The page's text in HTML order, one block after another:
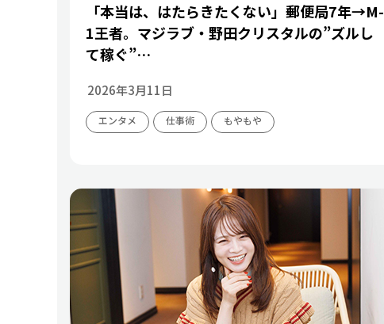
「本当は、はたらきたくない」郵便局7年→M-
1王者。マジラブ・野田クリスタルの”ズルし
て稼ぐ”…
2026年3月11日
エンタメ 仕事術 もやもや